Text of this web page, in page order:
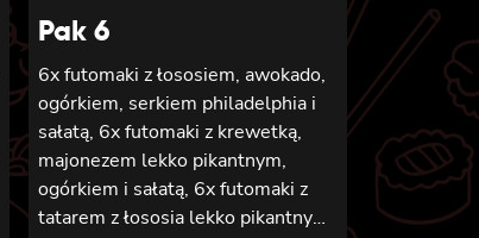
Pak 6
6x futomaki z łososiem, awokado,
ogórkiem, serkiem philadelphia i
sałatą, 6x futomaki z krewetką,
majonezem lekko pikantnym,
ogórkiem i sałatą, 6x futomaki z
tatarem z łososia lekko pikantnym,